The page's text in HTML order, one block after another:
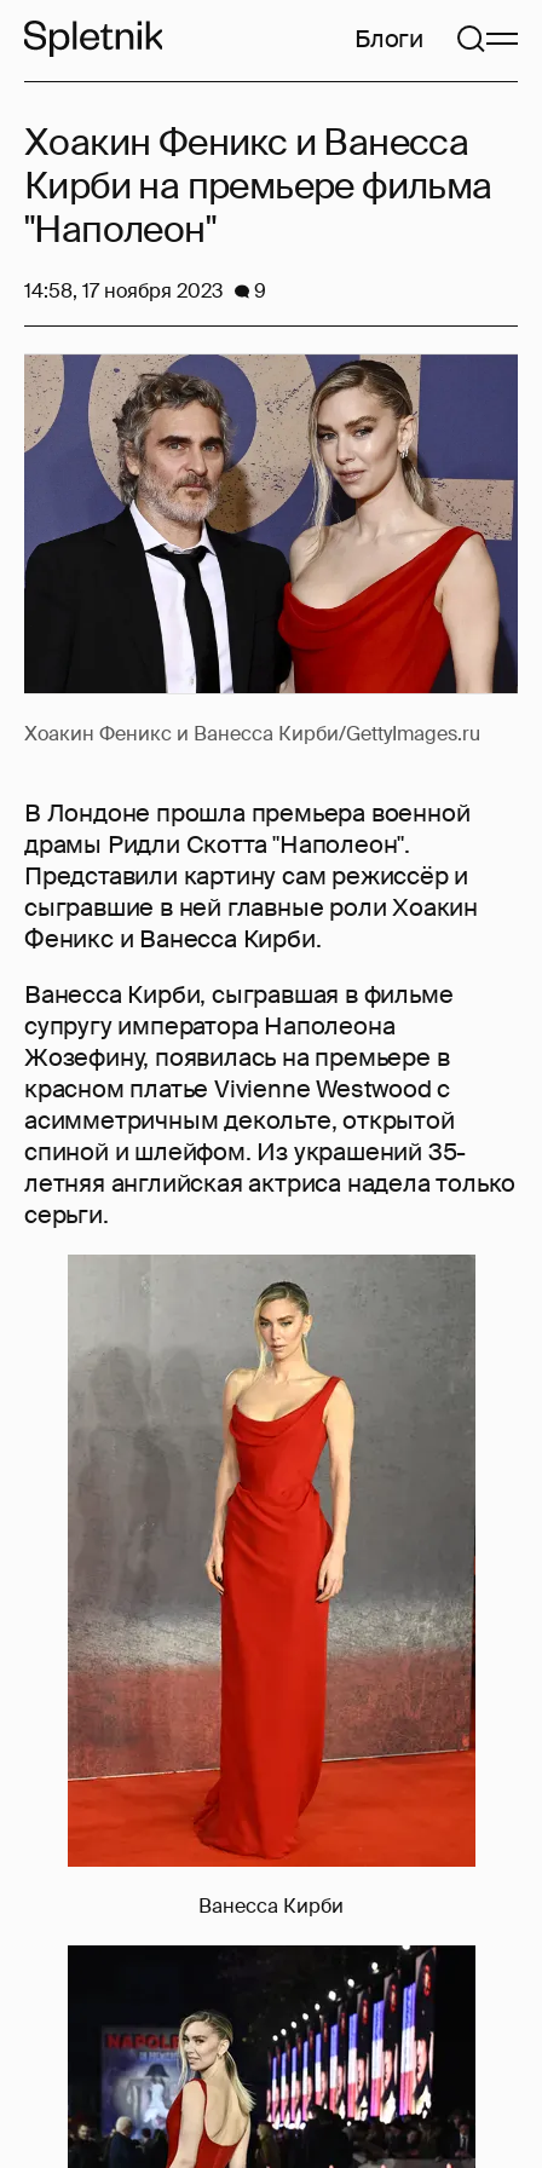
Блоги
Хоакин Феникс и Ванесса Кирби/GettyImages.ru
В Лондоне прошла премьера военной
драмы Ридли Скотта "Наполеон".
Представили картину сам режиссёр и
сыгравшие в ней главные роли Хоакин
Феникс и Ванесса Кирби.
Ванесса Кирби, сыгравшая в фильме
супругу императора Наполеона
Жозефину, появилась на премьере в
красном платье Vivienne Westwood с
асимметричным декольте, открытой
спиной и шлейфом. Из украшений 35-
летняя английская актриса надела только
серьги.
Ванесса Кирби
Хоакин Феникс и Ванесса
Кирби на премьере фильма
"Наполеон"
14:58, 17 ноября 2023 9